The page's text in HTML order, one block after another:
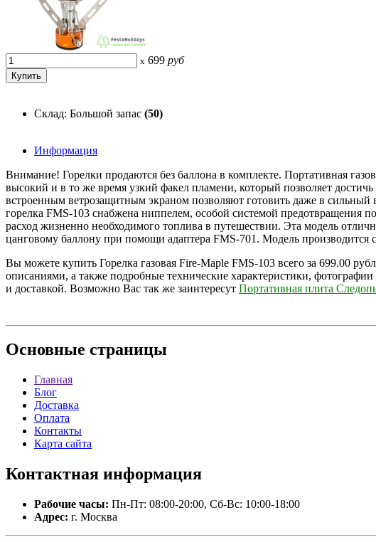
x 699 руб
Склад: Большой запас (50)
Информация
Внимание! Горелки продаются без баллона в комплекте. Портативная
высокий и в то же время узкий факел пламени, который позволяет
встроенным ветрозащитным экраном позволяют готовить даже в сильный
горелка FMS-103 снабжена ниппелем, особой системой предотвращения
расход жизненно необходимого топлива в путешествии. Эта модель
цанговому баллону при помощи адаптера FMS-701. Модель производится
Вы можете купить Горелка газовая Fire-Maple FMS-103 всего за 699.00
описаниями, а также подробные технические характеристики,
и доставкой. Возможно Вас так же заинтересут Портативная плита
Основные страницы
Главная
Блог
Доставка
Оплата
Контакты
Карта сайта
Контактная информация
Рабочие часы: Пн-Пт: 08:00-20:00, Сб-Вс: 10:00-18:00
Адрес: г. Москва